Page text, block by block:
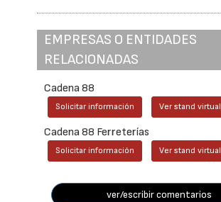
EMPRESAS O ENTIDADES
RELACIONADAS
Cadena 88
Solicitar información Ver stand virtual
Cadena 88 Ferreterías
Solicitar información Ver stand virtual
ver/escribir comentarios